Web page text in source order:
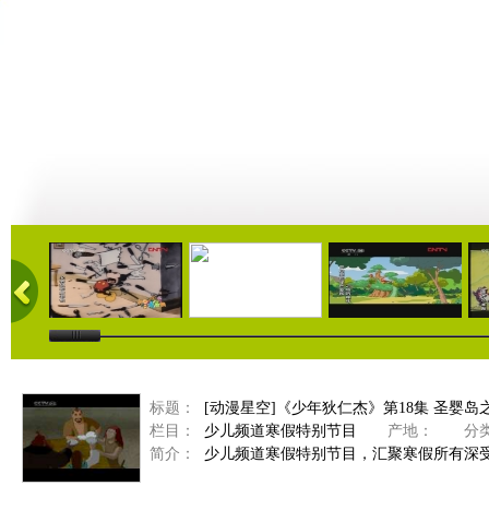
06:52 10:43 09:37
标题：
[动漫星空]《少年狄仁杰》第18集 圣婴岛
栏目：
少儿频道寒假特别节目 产地：
分
简介：
少儿频道寒假特别节目，汇聚寒假所有深